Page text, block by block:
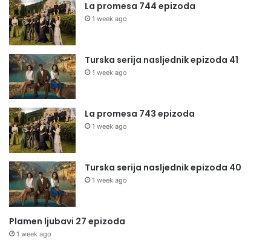
La promesa 744 epizoda
1 week ago
Turska serija nasljednik epizoda 41
1 week ago
La promesa 743 epizoda
1 week ago
Turska serija nasljednik epizoda 40
1 week ago
Plamen ljubavi 27 epizoda
1 week ago